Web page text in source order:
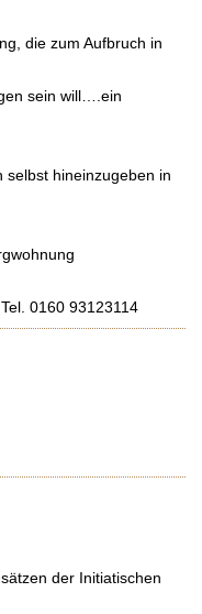
die zum Aufbruch in
sein will….ein
selbst hineinzugeben in
, Tel. 0160 93123114
der Initiatischen